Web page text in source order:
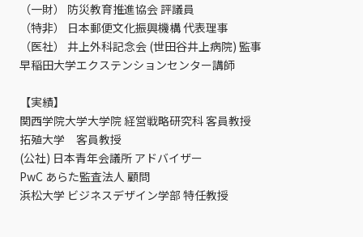
（一財） 防災教育推進協会 評議員
（特非） 日本郵便文化振興機構 代表理事
（医社） 井上外科記念会 (世田谷井上病院) 監事
早稲田大学エクステンションセンター講師
【実績】
関西学院大学大学院 経営戦略研究科 客員教授
拓殖大学 客員教授
(公社) 日本青年会議所 アドバイザー
PwC あらた監査法人 顧問
浜松大学 ビジネスデザイン学部 特任教授